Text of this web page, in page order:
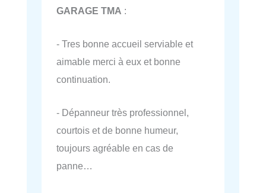
GARAGE TMA :
- Tres bonne accueil serviable et
aimable merci à eux et bonne
continuation.
- Dépanneur très professionnel,
courtois et de bonne humeur,
toujours agréable en cas de
panne…